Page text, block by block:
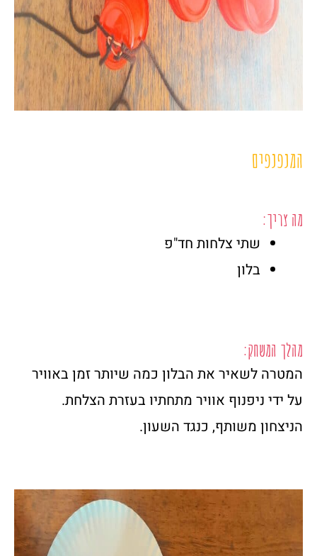
המנפנפים
מה צריך:
שתי צלחות חד"פ
בלון
מהלך המשחק:
המטרה לשאיר את הבלון כמה שיותר זמן באוויר
על ידי ניפנוף אוויר מתחתיו בעזרת הצלחת.
הניצחון משותף, כנגד השעון.